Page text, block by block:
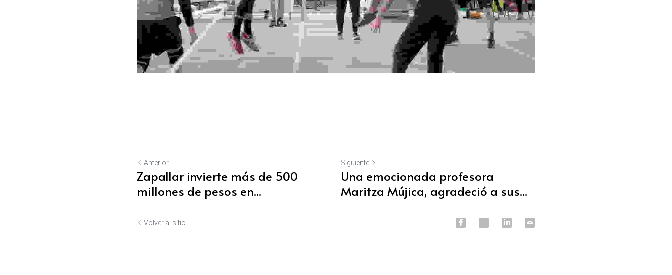
Anterior
Zapallar invierte más de 500
millones de pesos en...
Siguiente
Una emocionada profesora
Maritza Mújica, agradeció a sus...
Volver al sitio